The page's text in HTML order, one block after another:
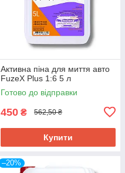
Активна піна для миття авто
FuzeX Plus 1:6 5 л
Готово до відправки
450 ₴ 562,50 ₴
Купити
–20%